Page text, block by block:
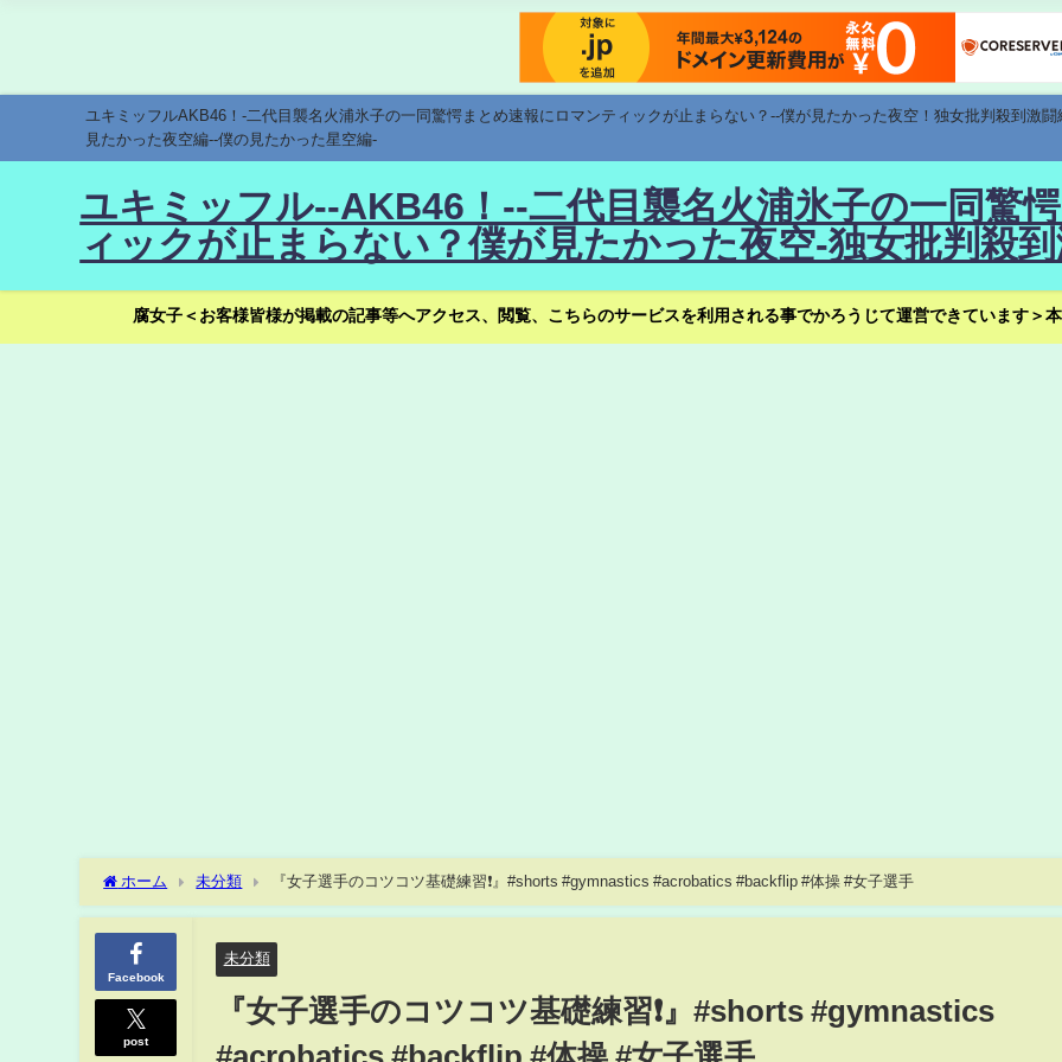
ユキミッフルAKB46！-二代目襲名火浦氷子の一同驚愕まとめ速報にロマンティックが止まらない？--僕が見たかった夜空！独女批判殺到激
見たかった夜空編--僕の見たかった星空編-
ユキミッフル--AKB46！--二代目襲名火浦氷子の一同驚
ィックが止まらない？僕が見たかった夜空-独女批判殺
腐女子＜お客様皆様が掲載の記事等へアクセス、閲覧、こちらのサービスを利用される事でかろうじて運営できています＞
ホーム 未分類 『女子選手のコツコツ基礎練習❗️』#shorts #gymnastics #acrobatics #backflip #体操 #女子選手
Facebook
post
未分類
『女子選手のコツコツ基礎練習❗️』#shorts #gymnastics